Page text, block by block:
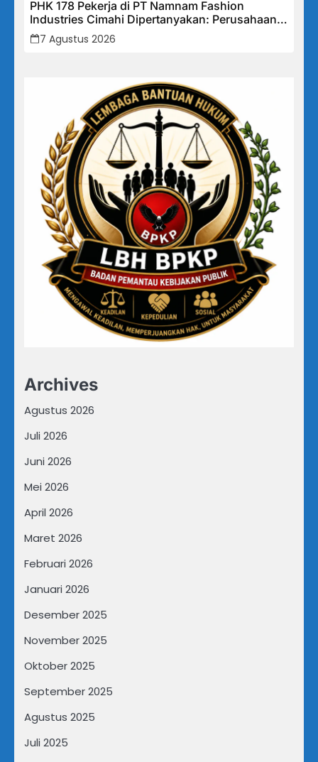
PHK 178 Pekerja di PT Namnam Fashion
Industries Cimahi Dipertanyakan: Perusahaan
Klaim Rugi, Laporan Keuangan Justru
Tunjukkan Penurunan Laba.
7 Agustus 2026
Archives
Agustus 2026
Juli 2026
Juni 2026
Mei 2026
April 2026
Maret 2026
Februari 2026
Januari 2026
Desember 2025
November 2025
Oktober 2025
September 2025
Agustus 2025
Juli 2025